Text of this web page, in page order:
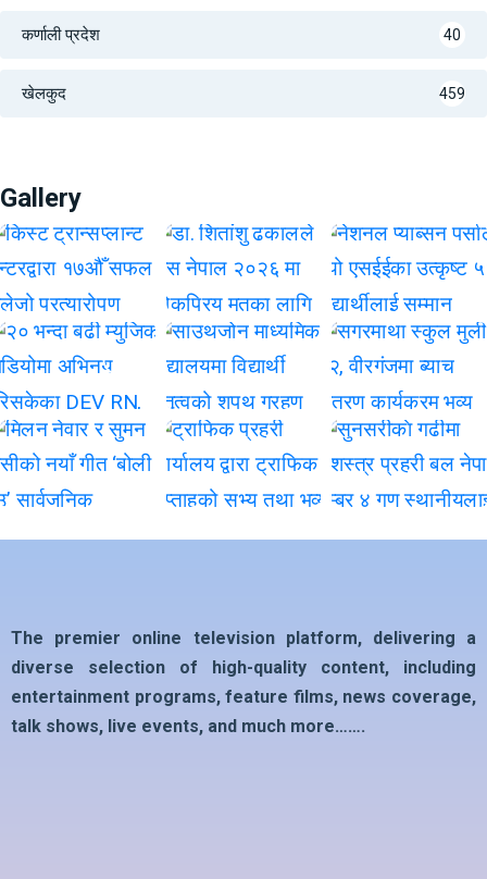
कर्णाली प्रदेश 40
खेलकुद 459
Gallery
The premier online television platform, delivering a
diverse selection of high-quality content, including
entertainment programs, feature films, news coverage,
talk shows, live events, and much more…….